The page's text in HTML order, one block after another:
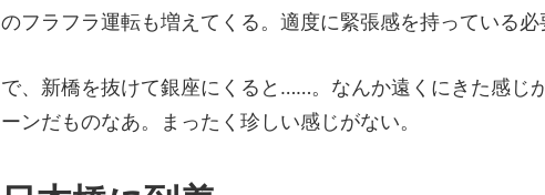
のフラフラ運転も増えてくる。適度に緊張感を持っている必
で、新橋を抜けて銀座にくると……。なんか遠くにきた感じ
ーンだものなあ。まったく珍しい感じがない。